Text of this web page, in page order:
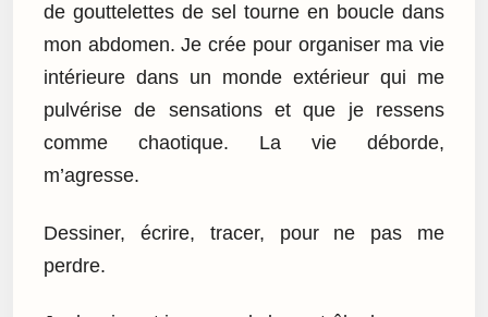
de gouttelettes de sel tourne en boucle dans
mon abdomen. Je crée pour organiser ma vie
intérieure dans un monde extérieur qui me
pulvérise de sensations et que je ressens
comme chaotique. La vie déborde,
m’agresse.
Dessiner, écrire, tracer, pour ne pas me
perdre.